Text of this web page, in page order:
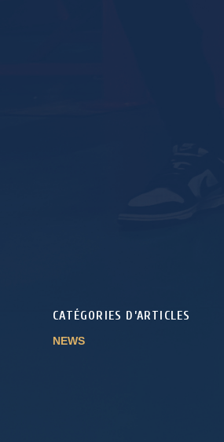
CATÉGORIES D’ARTICLES
NEWS